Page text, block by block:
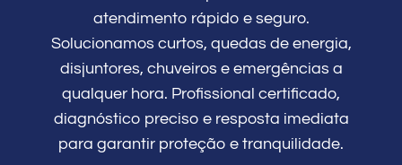
atendimento rápido e seguro.
Solucionamos curtos, quedas de energia,
disjuntores, chuveiros e emergências a
qualquer hora. Profissional certificado,
diagnóstico preciso e resposta imediata
para garantir proteção e tranquilidade.